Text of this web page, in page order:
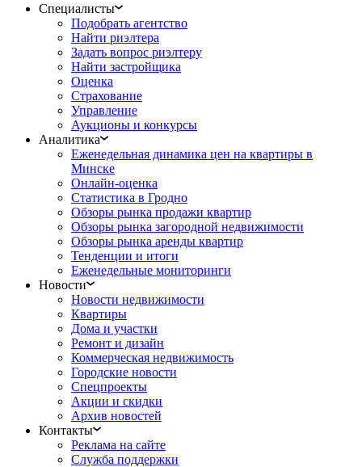
Специалисты
Подобрать агентство
Найти риэлтера
Задать вопрос риэлтеру
Найти застройщика
Оценка
Страхование
Управление
Аукционы и конкурсы
Аналитика
Еженедельная динамика цен на квартиры в
Минске
Онлайн-оценка
Статистика в Гродно
Обзоры рынка продажи квартир
Обзоры рынка загородной недвижимости
Обзоры рынка аренды квартир
Тенденции и итоги
Еженедельные мониторинги
Новости
Новости недвижимости
Квартиры
Дома и участки
Ремонт и дизайн
Коммерческая недвижимость
Городские новости
Спецпроекты
Акции и скидки
Архив новостей
Контакты
Реклама на сайте
Служба поддержки